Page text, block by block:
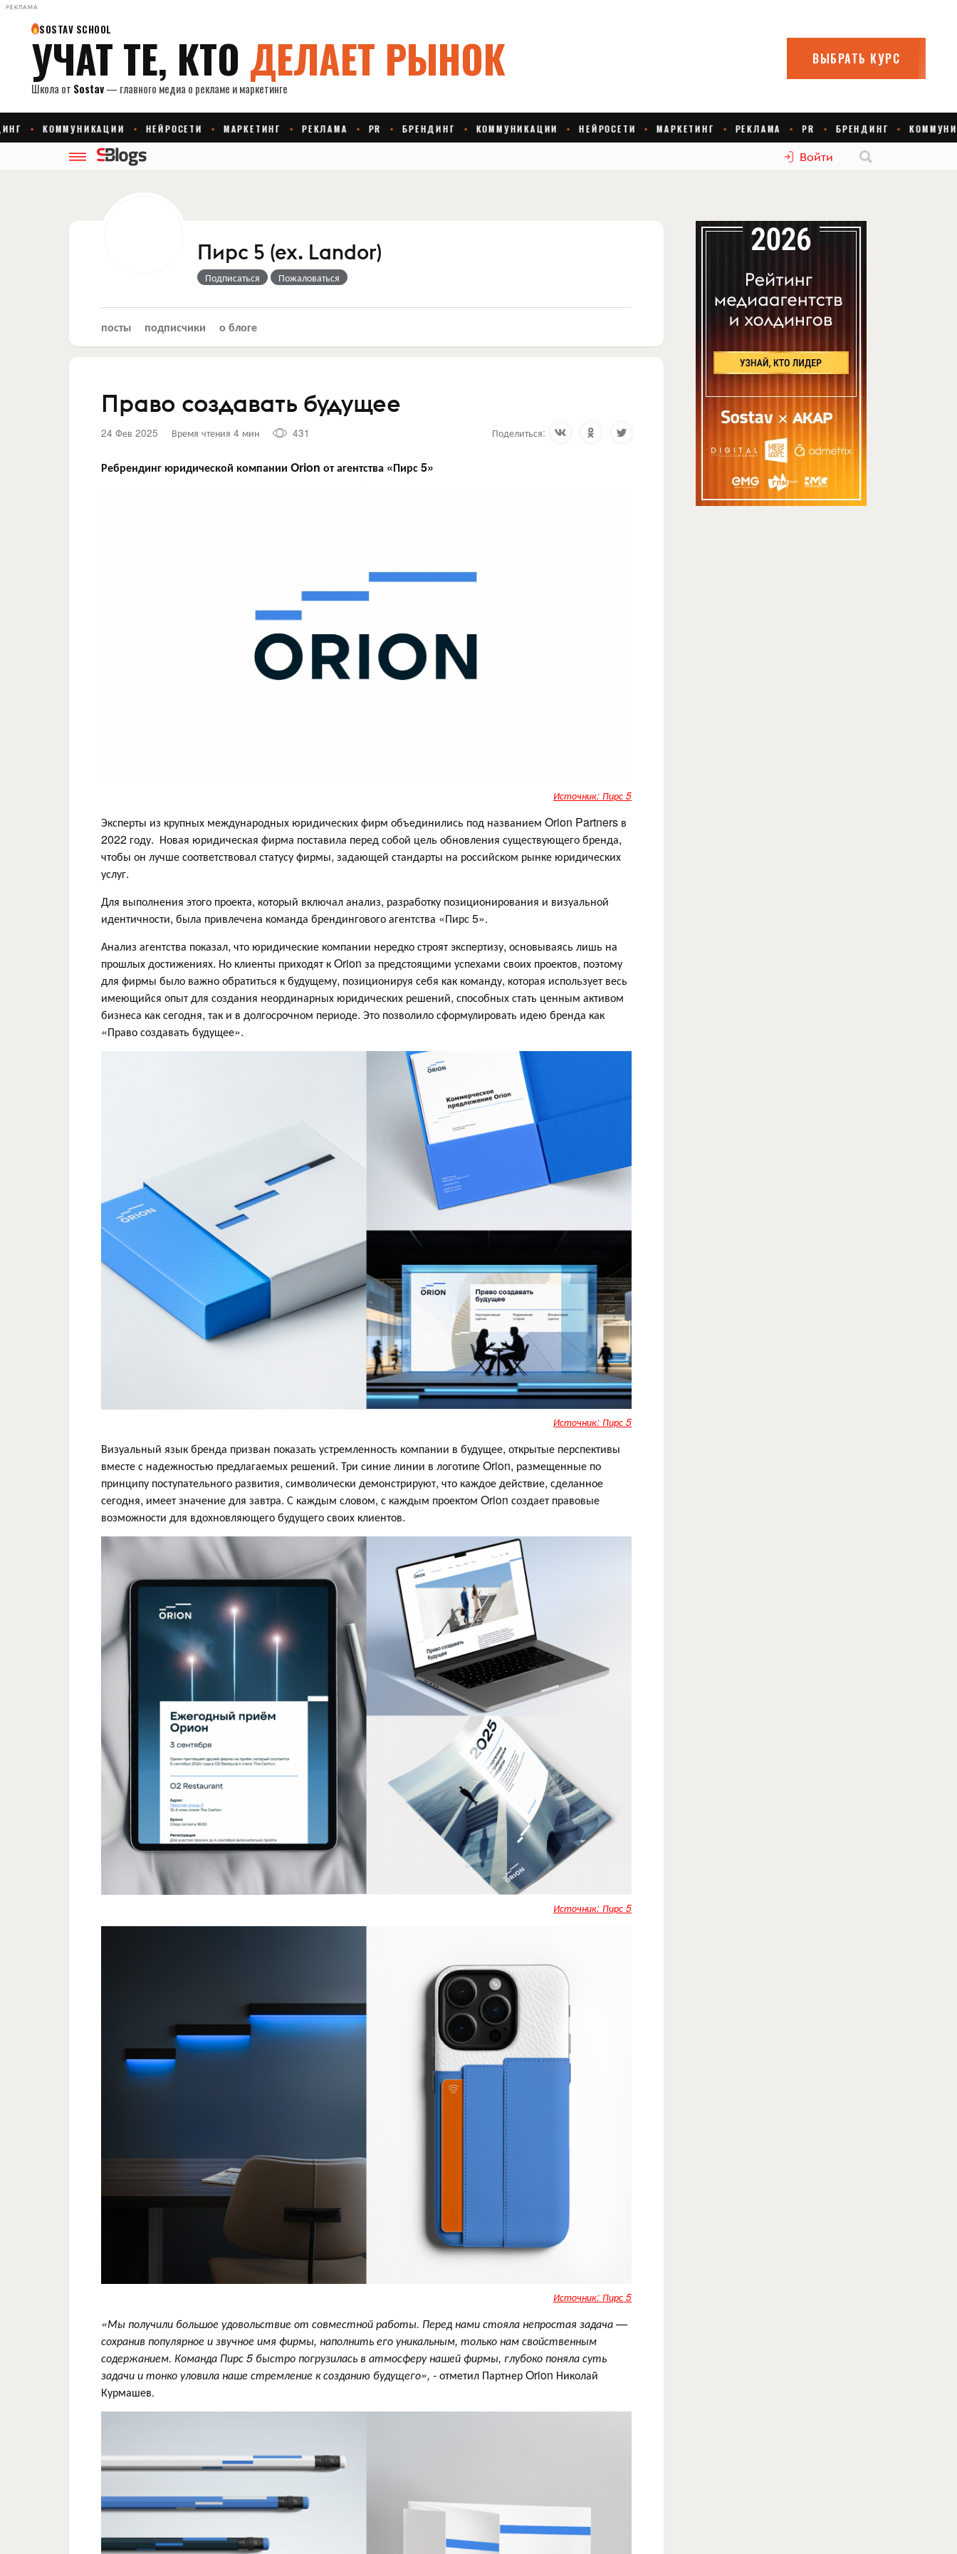
РЕКЛАМА
Войти
Пирс 5 (ex. Landor)
Подписаться Пожаловаться
посты подписчики о блоге
Право создавать будущее
24 Фев 2025 Время чтения 4 мин 431 Поделиться:
Ребрендинг юридической компании Orion от агентства «Пирс 5»
Источник: Пирс 5
Эксперты из крупных международных юридических фирм объединились под названием Orion Partners в
2022 году. Новая юридическая фирма поставила перед собой цель обновления существующего бренда,
чтобы он лучше соответствовал статусу фирмы, задающей стандарты на российском рынке юридических
услуг.
Для выполнения этого проекта, который включал анализ, разработку позиционирования и визуальной
идентичности, была привлечена команда брендингового агентства «Пирс 5».
Анализ агентства показал, что юридические компании нередко строят экспертизу, основываясь лишь на
прошлых достижениях. Но клиенты приходят к Orion за предстоящими успехами своих проектов, поэтому
для фирмы было важно обратиться к будущему, позиционируя себя как команду, которая использует весь
имеющийся опыт для создания неординарных юридических решений, способных стать ценным активом
бизнеса как сегодня, так и в долгосрочном периоде. Это позволило сформулировать идею бренда как
«Право создавать будущее».
Источник: Пирс 5
Визуальный язык бренда призван показать устремленность компании в будущее, открытые перспективы
вместе с надежностью предлагаемых решений. Три синие линии в логотипе Orion, размещенные по
принципу поступательного развития, символически демонстрируют, что каждое действие, сделанное
сегодня, имеет значение для завтра. С каждым словом, с каждым проектом Orion создает правовые
возможности для вдохновляющего будущего своих клиентов.
Источник: Пирс 5
Источник: Пирс 5
«Мы получили большое удовольствие от совместной работы. Перед нами стояла непростая задача —
сохранив популярное и звучное имя фирмы, наполнить его уникальным, только нам свойственным
содержанием. Команда Пирс 5 быстро погрузилась в атмосферу нашей фирмы, глубоко поняла суть
задачи и тонко уловила наше стремление к созданию будущего», -отметил ПартнерOrion Николай
Курмашев.